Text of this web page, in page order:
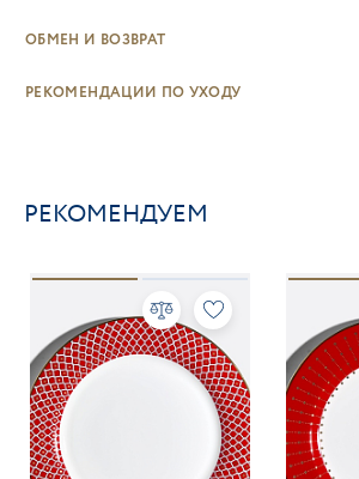
ОБМЕН И ВОЗВРАТ
РЕКОМЕНДАЦИИ ПО УХОДУ
РЕКОМЕНДУЕМ